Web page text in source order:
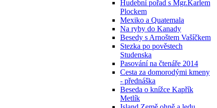
Hudební pořad s Mgr.Karlem
Plockem
Mexiko a Quatemala
Na ryby do Kanady
Besedy s Arnoštem Vašíčkem
Stezka po pověstech
Studenska
Pasování na čtenáře 2014
Cesta za domorodými kmeny
- přednáška
Beseda o knížce Kapřík
Metlík